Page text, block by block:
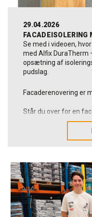
Mia beskriver sig selv
og tid med dem, hun
29.04.2026
FACADEISOLERING
Se med i videoen,
med Alfix DuraTherm
opsætning af
pudslag.
Facaderenovering er
Står du over for en
facaderenovering
et rent æstetisk løft.
et vigtigere spørgsmål:
eller samtidig
samt klimamæssige